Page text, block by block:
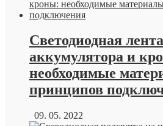
Светодиодная
аккумулятора и
необходимые
принципов
09. 05. 2022